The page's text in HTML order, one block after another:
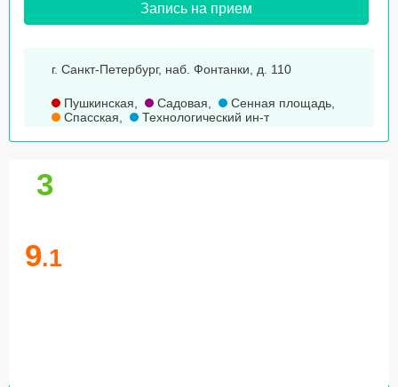
Запись на прием
г. Санкт-Петербург, наб. Фонтанки, д. 110
Пушкинская, Садовая, Сенная площадь,
Спасская, Технологический ин-т
3
9.1